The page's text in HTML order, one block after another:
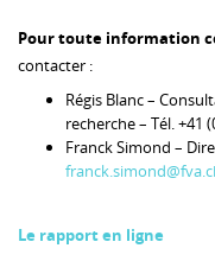
Pour toute information
contacter :
Régis Blanc –
recherche – Tél. +41
Franck Simond –
Le rapport en ligne